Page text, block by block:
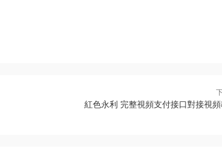
紅色永利 完整視頻支付接口對接視